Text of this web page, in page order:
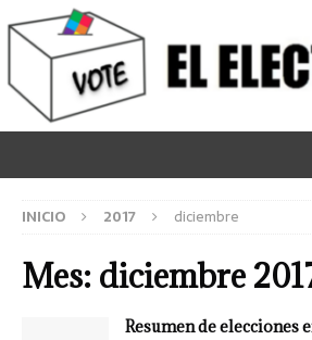
INICIO 2017 diciembre
Mes: diciembre
Resumen de elecciones